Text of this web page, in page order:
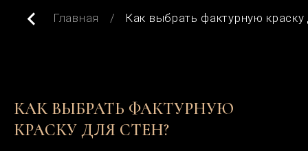
КАК ВЫБРАТЬ ФАКТУРНУЮ
КРАСКУ ДЛЯ СТЕН?